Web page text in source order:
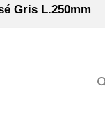
Gris L.250mm